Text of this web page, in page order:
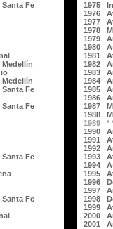
Fe
Fe
Fe
Fe
Fe
1975
1976
1977
1978
1979
1980
1981
1982
1983
1984
1985
1986
1987
1988
1989 *
1990
1991
1992
1993
1994
1995
1996
1997
1998
1999
2000
2001